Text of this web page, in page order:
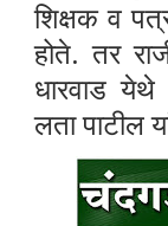
शिक्षक व प
होते. तर
धारवाड
लता पाटील